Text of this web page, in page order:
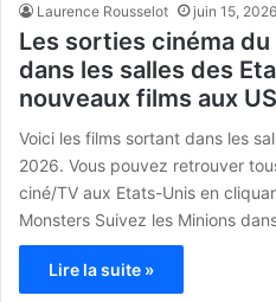
Laurence Rousselot juin 15, 2026
Les sorties cinéma
dans les salles des
nouveaux films aux
Voici les films sortant dans les
2026. Vous pouvez retrouver
ciné/TV aux Etats-Unis en
Monsters Suivez les Minions
Lire la suite »